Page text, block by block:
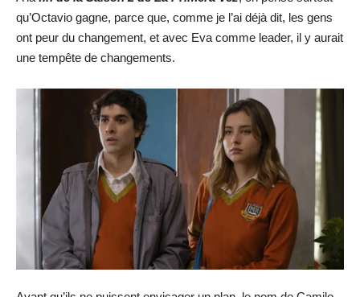
qu’Octavio gagne, parce que, comme je l’ai déjà dit, les gens
ont peur du changement, et avec Eva comme leader, il y aurait
une tempête de changements.